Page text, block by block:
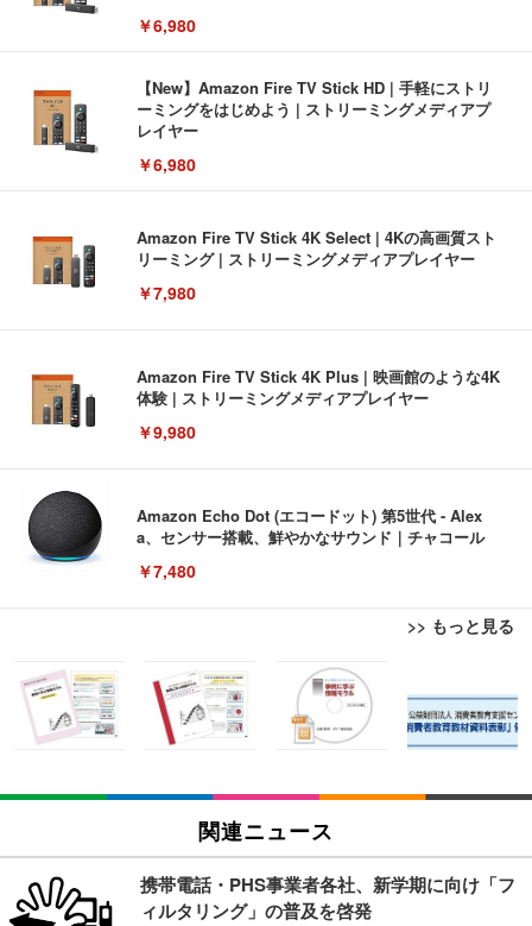
￥6,980
【New】Amazon Fire TV Stick HD | 手軽にストリ
ーミングをはじめよう | ストリーミングメディアプ
レイヤー
￥6,980
Amazon Fire TV Stick 4K Select | 4Kの高画質スト
リーミング | ストリーミングメディアプレイヤー
￥7,980
Amazon Fire TV Stick 4K Plus | 映画館のような4K
体験 | ストリーミングメディアプレイヤー
￥9,980
Amazon Echo Dot (エコードット) 第5世代 - Alex
a、センサー搭載、鮮やかなサウンド｜チャコール
￥7,480
>> もっと見る
[EdoErgo] オフィスチェア 椅子 テレワーク 疲れな
い 跳ね上げ式アームレスト コンパクト 約105度ロッ
キング pc 事務椅子 360度回転 座面昇降 強化ナイロ
ン樹脂ベース 通気性メッシュ 在宅ワーク H-WY01
￥5,699
SIHOO B100 オフィスチェア／デスクチェア メッシ
ュチェア 人間工学 疲れない ブラック
￥27,999
EIZO ビジネス向けプレミアムモニター | FlexScan
EV3240X-WT | 31.5型4K UHD・USB Type-C・ホワ
イト
￥105,595
EV2740X-WT | 27.0型4K UHD・USB Type-C・ホワ
イト
￥109,572
Amazonベーシック ペットシーツ 薄型 レギュラー 1
回使い捨て 無香料 ホワイト 300枚
￥3,373
Amazonベーシック ペットシーツ 厚型 ワイド 42枚
x2袋(84枚) ホワイト(吸収面:ライトブルー)
￥3,234
関連ニュース
携帯電話・PHS事業者各社、新学期に向け「フ
ィルタリング」の普及を啓発